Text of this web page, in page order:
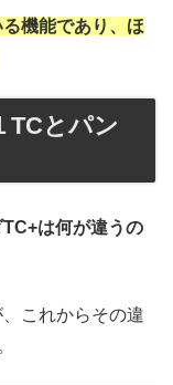
機能であり、ほ
TCとパン
は何が違うの
これからその違